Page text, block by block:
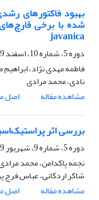
بهبود فاکتورهای
javanica
دوره 5، شماره 10، اسفند 1399، صفحه
فاطمه مهدی نژاد،
نادی، محمد مرادی
مشاهده مقاله
اصل
بررسی اثر
دوره 5، شماره 9، شهریور 1399، صفحه
نجمه پاکدامن، محمد
شاکر اردکانی، عباس فرج
مشاهده مقاله
اصل